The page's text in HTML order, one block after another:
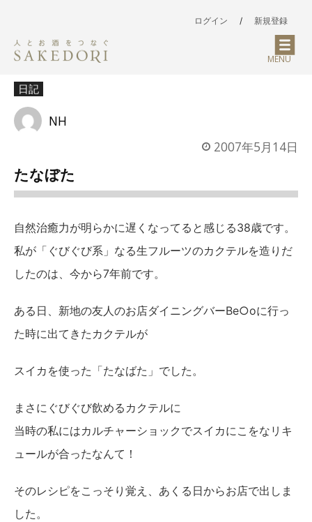
ログイン / 新規登録
MENU
日記
NH
2007年5月14日
たなぼた
自然治癒力が明らかに遅くなってると感じる38歳です。
私が「ぐびぐび系」なる生フルーツのカクテルを造りだ
したのは、今から7年前です。
ある日、新地の友人のお店ダイニングバーBe○oに行っ
た時に出てきたカクテルが
スイカを使った「たなばた」でした。
まさにぐびぐび飲めるカクテルに
当時の私にはカルチャーショックでスイカにこをなリキ
ュールが合ったなんて！
そのレシピをこっそり覚え、あくる日からお店で出しま
した。